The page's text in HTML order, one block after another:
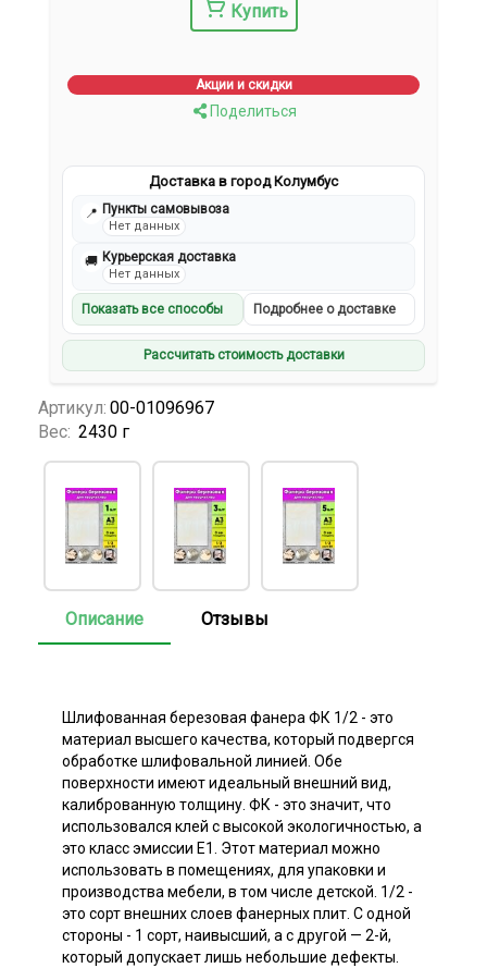
Купить
Акции и скидки
Поделиться
Доставка в город Колумбус
📍 Пункты самовывоза
Нет данных
🚚 Курьерская доставка
Нет данных
Показать все способы Подробнее о доставке
Рассчитать стоимость доставки
Артикул: 00-01096967
Вес: 2430 г
Описание Отзывы
Шлифованная березовая фанера ФК 1/2 - это
материал высшего качества, который подвергся
обработке шлифовальной линией. Обе
поверхности имеют идеальный внешний вид,
калиброванную толщину. ФК - это значит, что
использовался клей с высокой экологичностью, а
это класс эмиссии Е1. Этот материал можно
использовать в помещениях, для упаковки и
производства мебели, в том числе детской. 1/2 -
это сорт внешних слоев фанерных плит. С одной
стороны - 1 сорт, наивысший, а с другой — 2-й,
который допускает лишь небольшие дефекты.